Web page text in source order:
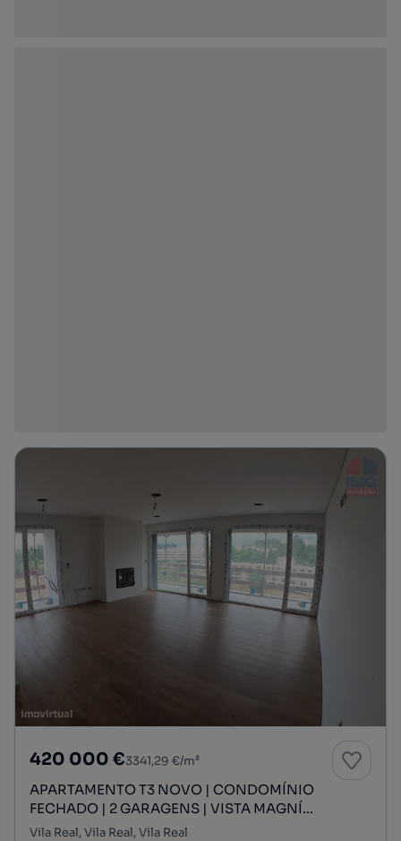
420 000 €3341,29 €/m²
APARTAMENTO T3 NOVO | CONDOMÍNIO
FECHADO | 2 GARAGENS | VISTA MAGNÍ...
Vila Real, Vila Real, Vila Real